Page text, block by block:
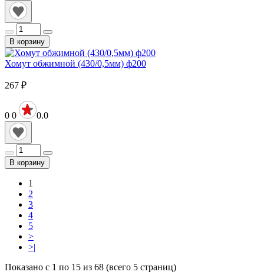
В корзину
Хомут обжимной (430/0,5мм) ф200
267 ₽
0 0 0.0
В корзину
1
2
3
4
5
>
>|
Показано с 1 по 15 из 68 (всего 5 страниц)